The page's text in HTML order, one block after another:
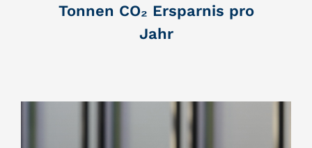
Tonnen CO₂ Ersparnis pro
Jahr